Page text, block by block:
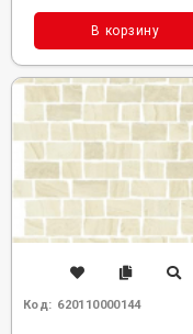
В корзину
Код: 620110000144